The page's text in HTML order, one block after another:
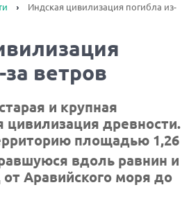
Индская цивилизация погибла из-
ветров
и крупная
цивилизация древности.
площадью 1,26
вдоль равнин и
Аравийского моря до